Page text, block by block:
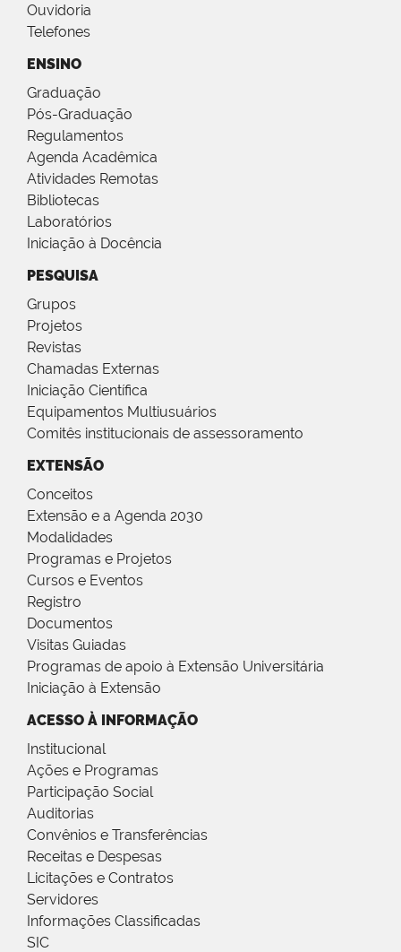
Ouvidoria
Telefones
ENSINO
Graduação
Pós-Graduação
Regulamentos
Agenda Acadêmica
Atividades Remotas
Bibliotecas
Laboratórios
Iniciação à Docência
PESQUISA
Grupos
Projetos
Revistas
Chamadas Externas
Iniciação Científica
Equipamentos Multiusuários
Comitês institucionais de assessoramento
EXTENSÃO
Conceitos
Extensão e a Agenda 2030
Modalidades
Programas e Projetos
Cursos e Eventos
Registro
Documentos
Visitas Guiadas
Programas de apoio à Extensão Universitária
Iniciação à Extensão
ACESSO À INFORMAÇÃO
Institucional
Ações e Programas
Participação Social
Auditorias
Convênios e Transferências
Receitas e Despesas
Licitações e Contratos
Servidores
Informações Classificadas
SIC